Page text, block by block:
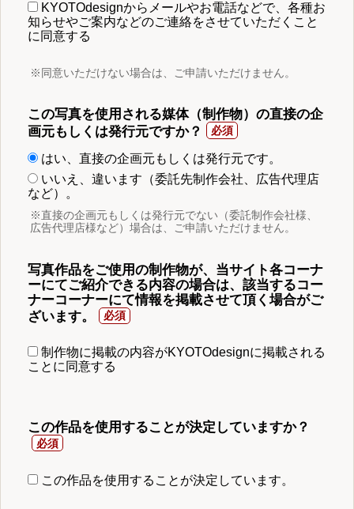
KYOTOdesignからメールやお電話などで、各種お
知らせやご案内などのご連絡をさせていただくこと
に同意する
※同意いただけない場合は、ご申請いただけません。
この写真を使用される媒体（制作物）の直接の企
画元もしくは発行元ですか？
はい、直接の企画元もしくは発行元です。
いいえ、違います（委託先制作会社、広告代理店
など）。
※直接の企画元もしくは発行元でない（委託制作会社様、
広告代理店様など）場合は、ご申請いただけません。
写真作品をご使用の制作物が、当サイト各コーナ
ーにてご紹介できる内容の場合は、該当するコー
ナーコーナーにて情報を掲載させて頂く場合がご
ざいます。
制作物に掲載の内容がKYOTOdesignに掲載される
ことに同意する
この作品を使用することが決定していますか？
この作品を使用することが決定しています。